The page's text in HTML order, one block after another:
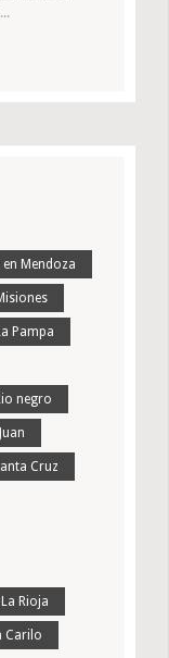
en Mendoza
Pampa
negro
Cruz
Rioja
Carilo